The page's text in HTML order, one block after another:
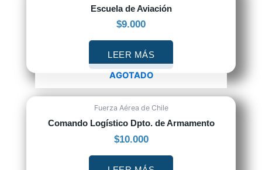
Escuela de Aviación
$9.000
LEER MÁS
AGOTADO
Fuerza Aérea de Chile
Comando Logístico Dpto. de Armamento
$10.000